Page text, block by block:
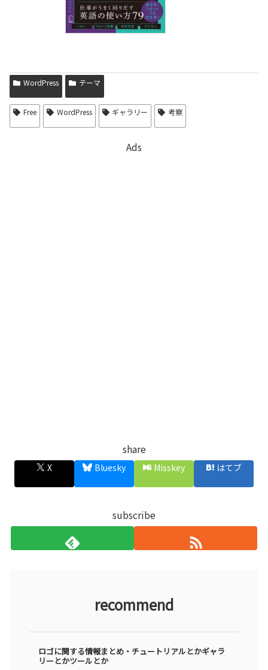
WordPress テーマ
Free WordPress ギャラリー 考察
Ads
share
X Bluesky Misskey はてブ
subscribe
recommend
ロゴに関する情報まとめ・チュートリアルとかギャラ
リーとかツールとか